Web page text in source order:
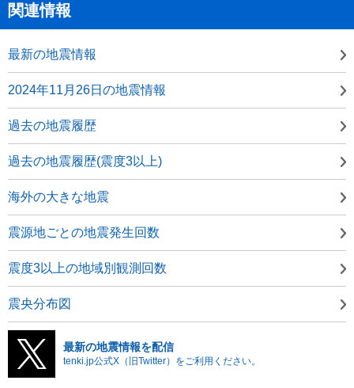
関連情報
最新の地震情報
2024年11月26日の地震情報
過去の地震履歴
過去の地震履歴(震度3以上)
海外の大きな地震
震源地ごとの地震発生回数
震度3以上の地域別観測回数
震央分布図
最新の地震情報を配信
tenki.jp公式X（旧Twitter）をご利用ください。